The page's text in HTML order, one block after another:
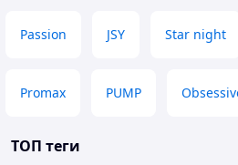
Passion JSY Star night
Promax PUMP
ТОП теги